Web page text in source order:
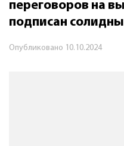
переговоров на
подписан
Опубликовано 10.10.2024